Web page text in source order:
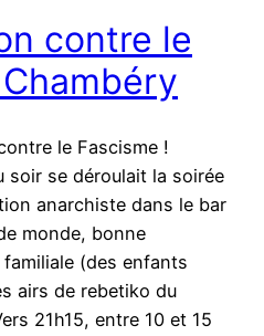
contre le
le Fascisme !
soir se déroulait la soirée
anarchiste dans le bar
monde, bonne
(des enfants
airs de rebetiko du
21h15, entre 10 et 15